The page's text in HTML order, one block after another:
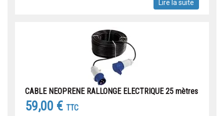
Lire la suite
CABLE NEOPRENE RALLONGE ELECTRIQUE 25 mètres
59,00 € TTC